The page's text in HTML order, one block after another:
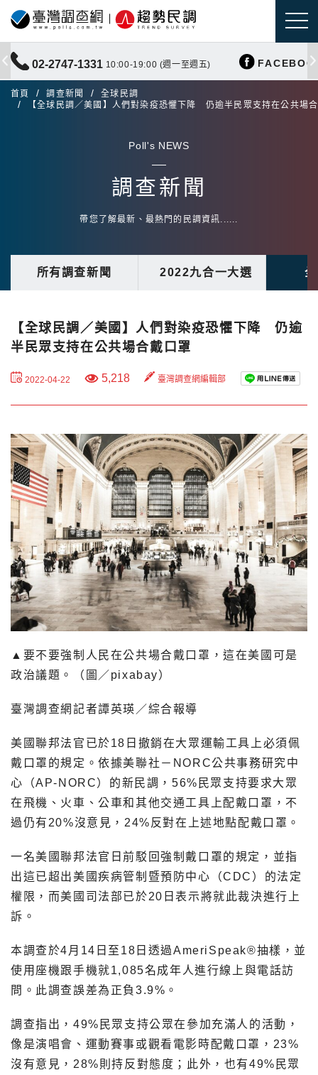
02-2747-1331 10:00-19:00 (週一至週五)
首頁 調查新聞
全球民調
【全球民調／美國】人們對染疫恐懼下降 仍逾半民眾支持在公共場
Poll's NEWS
調查新聞
帶您了解最新、最熱門的民調資訊......
所有調查新聞 2022九合一大選
【全球民調／美國】人們對染疫恐懼下降 仍逾
半民眾支持在公共場合戴口罩
2022-04-22 5,218 臺灣調查網編輯部
▲要不要強制人民在公共場合戴口罩，這在美國可是
政治議題。（圖／pixabay）
臺灣調查網記者譚英瑛／綜合報導
美國聯邦法官已於18日撤銷在大眾運輸工具上必須佩
戴口罩的規定。依據美聯社－NORC公共事務研究中
心（AP-NORC）的新民調，56%民眾支持要求大眾
在飛機、火車、公車和其他交通工具上配戴口罩，不
過仍有20%沒意見，24%反對在上述地點配戴口罩。
一名美國聯邦法官日前駁回強制戴口罩的規定，並指
出這已超出美國疾病管制暨預防中心（CDC）的法定
權限，而美國司法部已於20日表示將就此裁決進行上
訴。
本調查於4月14日至18日透過AmeriSpeak®抽樣，並
使用座機跟手機就1,085名成年人進行線上與電話訪
問。此調查誤差為正負3.9%。
調查指出，49%民眾支持公眾在參加充滿人的活動，
像是演唱會、運動賽事或觀看電影時配戴口罩，23%
沒有意見，28%則持反對態度；此外，也有49%民眾